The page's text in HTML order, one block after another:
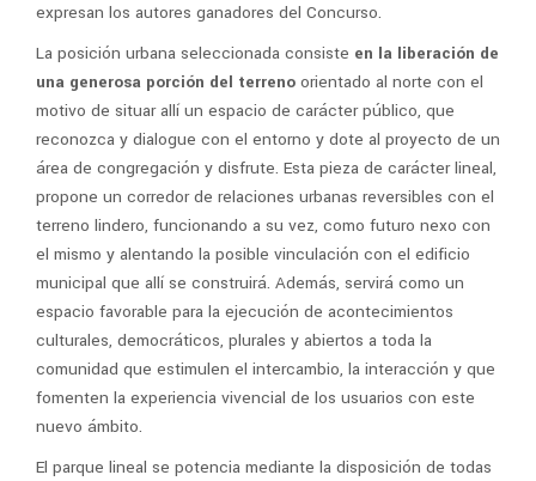
expresan los autores ganadores del Concurso.
La posición urbana seleccionada consiste en la liberación de
una generosa porción del terreno orientado al norte con el
motivo de situar allí un espacio de carácter público, que
reconozca y dialogue con el entorno y dote al proyecto de un
área de congregación y disfrute. Esta pieza de carácter lineal,
propone un corredor de relaciones urbanas reversibles con el
terreno lindero, funcionando a su vez, como futuro nexo con
el mismo y alentando la posible vinculación con el edificio
municipal que allí se construirá. Además, servirá como un
espacio favorable para la ejecución de acontecimientos
culturales, democráticos, plurales y abiertos a toda la
comunidad que estimulen el intercambio, la interacción y que
fomenten la experiencia vivencial de los usuarios con este
nuevo ámbito.
El parque lineal se potencia mediante la disposición de todas